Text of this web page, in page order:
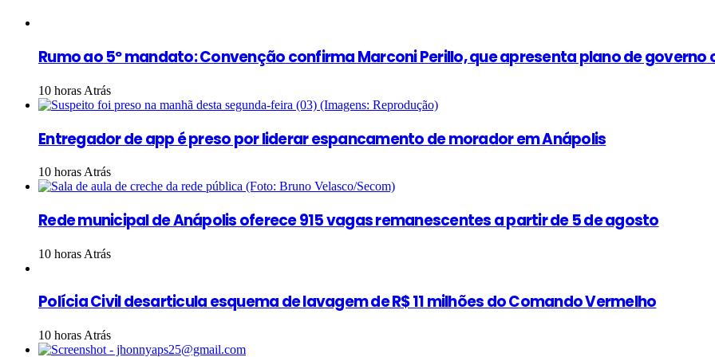
Rumo ao 5º mandato: Convenção confirma Marconi Perillo, que apresenta plano de governo
10 horas Atrás
Entregador de app é preso por liderar espancamento de morador em Anápolis
10 horas Atrás
Rede municipal de Anápolis oferece 915 vagas remanescentes a partir de 5 de agosto
10 horas Atrás
Polícia Civil desarticula esquema de lavagem de R$ 11 milhões do Comando Vermelho
10 horas Atrás